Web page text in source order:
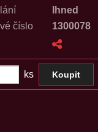
Ihned
číslo
1300078
ks